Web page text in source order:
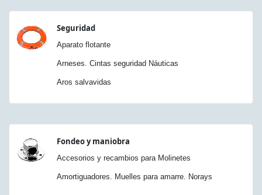
Seguridad
Aparato flotante
Arneses. Cintas seguridad Náuticas
Aros salvavidas
Fondeo y maniobra
Accesorios y recambios para Molinetes
Amortiguadores. Muelles para amarre. Norays